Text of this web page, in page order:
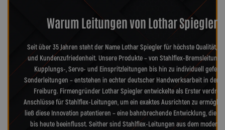
Warum Leitungen von Lothar Spiegler?
Seit über 35 Jahren steht der Name Lothar Spiegler für höchste Qualität,
und Kundenzufriedenheit. Unsere Produkte – von Stahlflex-
Kupplungs-, Servo- und Einspritzleitungen bis hin zu individuell
Sonderleitungen – entstehen in echter deutscher Handwerksarbeit in der
Freiburg. Firmengründer Lothar Spiegler entwickelte als Erster
Anschlüsse für Stahlflex-Leitungen, um ein exaktes Ausrichten zu
ließ diese Innovation patentieren – eine bahnbrechende Entwicklung, die
bis heute beeinflusst. Seither sind Stahlflex-Leitungen aus dem